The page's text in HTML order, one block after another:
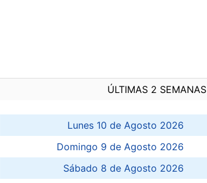
ÚLTIMAS 2 SEMANAS
Lunes 10 de Agosto 2026
Domingo 9 de Agosto 2026
Sábado 8 de Agosto 2026